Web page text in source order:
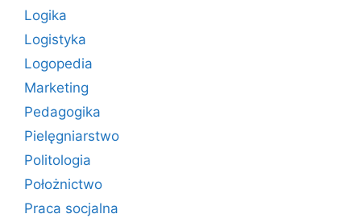
Logika
Logistyka
Logopedia
Marketing
Pedagogika
Pielęgniarstwo
Politologia
Położnictwo
Praca socjalna